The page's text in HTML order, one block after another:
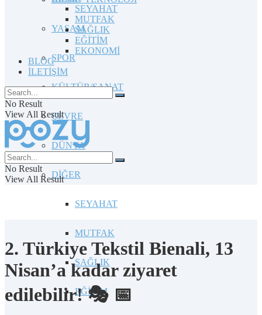
YAŞAM
SPOR
KÜLTÜR/SANAT
ÇEVRE
DÜNYA
DİĞER
SEYAHAT
MUTFAK
SAĞLIK
EĞİTİM
SEYAHAT
MUTFAK
SAĞLIK
EĞİTİM
EKONOMİ
BLOG
İLETİŞİM
No Result
View All Result
No Result
View All Result
2. Türkiye Tekstil Bienali, 13
Nisan’a kadar ziyaret
edilebilir! 🎭 📅